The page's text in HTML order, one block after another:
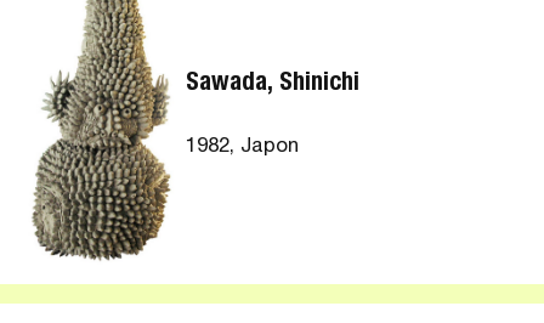
Sawada, Shinichi
1982, Japon